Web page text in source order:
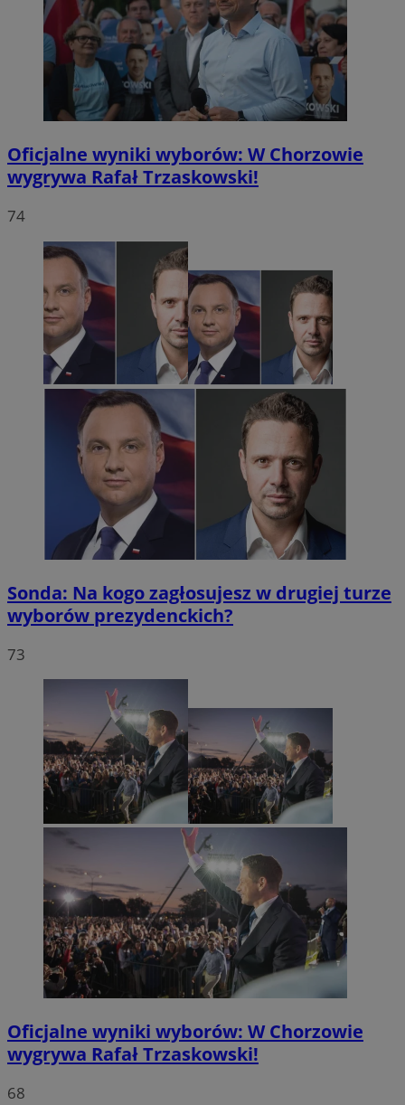
Oficjalne wyniki wyborów: W Chorzowie
wygrywa Rafał Trzaskowski!
74
Sonda: Na kogo zagłosujesz w drugiej turze
wyborów prezydenckich?
73
Oficjalne wyniki wyborów: W Chorzowie
wygrywa Rafał Trzaskowski!
68